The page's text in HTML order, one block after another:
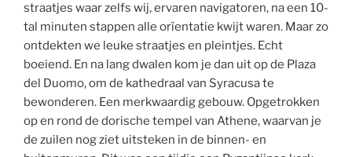
straatjes waar zelfs wij, ervaren navigatoren, na een 10-
tal minuten stappen alle orïentatie kwijt waren. Maar zo
ontdekten we leuke straatjes en pleintjes. Echt
boeiend. En na lang dwalen kom je dan uit op de Plaza
del Duomo, om de kathedraal van Syracusa te
bewonderen. Een merkwaardig gebouw. Opgetrokken
op en rond de dorische tempel van Athene, waarvan je
de zuilen nog ziet uitsteken in de binnen- en